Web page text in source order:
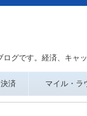
グです。経済、キャ
済 マイル・ラ